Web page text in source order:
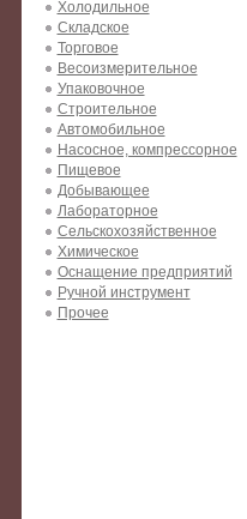
Холодильное
Складское
Торговое
Весоизмерительное
Упаковочное
Строительное
Автомобильное
Насосное, компрессорное
Пищевое
Добывающее
Лабораторное
Сельскохозяйственное
Химическое
Оснащение предприятий
Ручной инструмент
Прочее